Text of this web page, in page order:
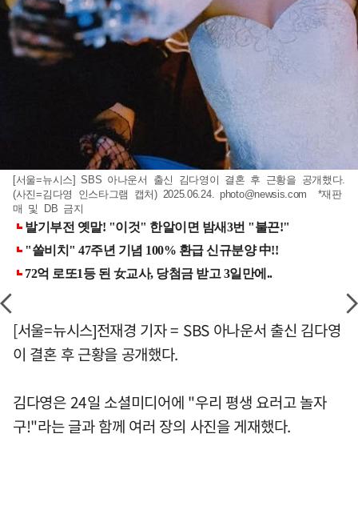
[서울=뉴시스] SBS 아나운서 출신 김다영이 결혼 후 근황을 공개했다.
(사진=김다영 인스타그램 캡처) 2025.06.24. photo@newsis.com *재판
매 및 DB 금지
[서울=뉴시스]전재경 기자 = SBS 아나운서 출신 김다영
이 결혼 후 근황을 공개했다.
김다영은 24일 소셜미디어에 "우리 평생 요러고 놀자
구!"라는 글과 함께 여러 장의 사진을 게재했다.